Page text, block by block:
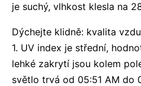
je suchý, vlhkost klesla na
Dýchejte klidně: kvalita
1. UV index je střední,
lehké zakrytí jsou kolem
světlo trvá od 05:51 AM do